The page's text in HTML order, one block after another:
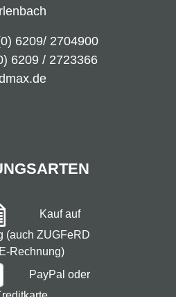
6209/ 2704900
6209 / 2723366
Kauf auf
(auch ZUGFeRD
Rechnung)
PayPal oder